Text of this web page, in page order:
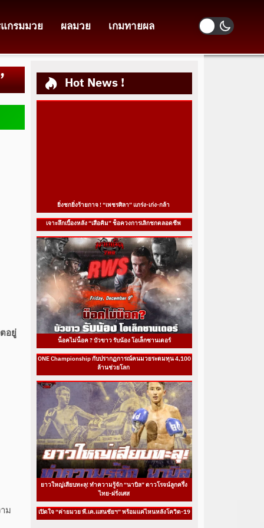
กรมมวย ผลมวย เกมทายผล
อยู่
ม
Hot News !
ยิ่งชกยิ่งร้ายกาจ ! “เพชรศิลา” แกร่ง-เก่ง-กล้า
เจาะลึกเบื้องหลัง “เสือคิม” ช็อควงการเลิกชกตลอดชีพ
น็อคไม่น็อค ? บัวขาว รับน้อง โอเล็กซานเดอร์
ONE Championship กับปรากฏการณ์คนมวยระดมทุน 4,100
ล้านช่วยโลก
ยาวใหญ่เสียบทะลุ! ทำความรู้จัก “นาบิล” ดาวโรจน์ลูกครึ่ง
ไทย-ฝรั่งเศส
เปิดใจ “ค่ายมวย พี.เค.แสนชัยฯ” พร้อมแค่ไหนหลังโควิด-19